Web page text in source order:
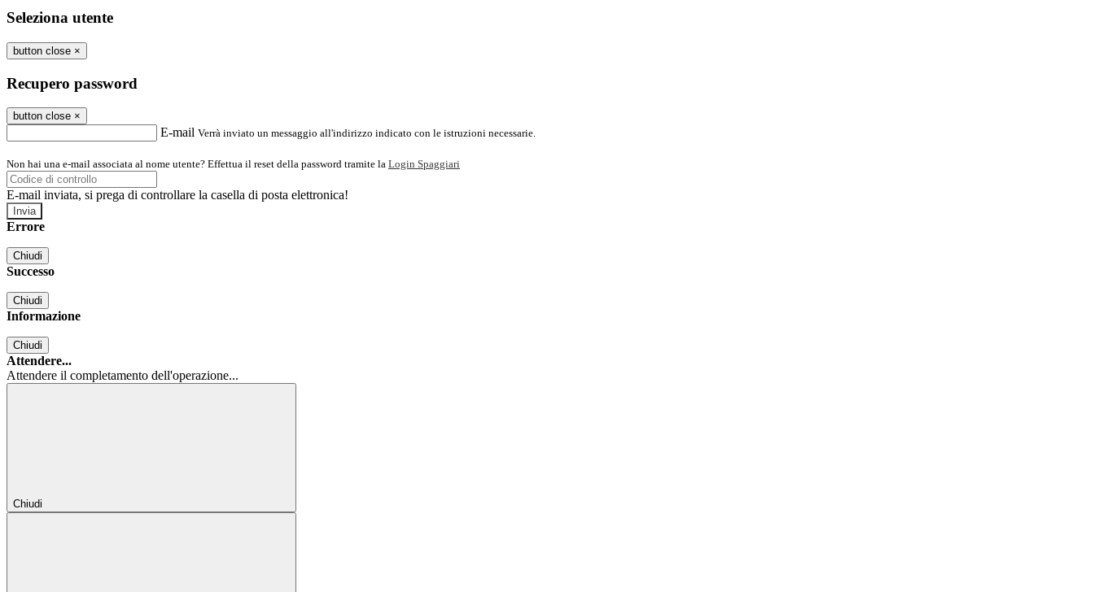
Seleziona utente
button close ×
Recupero password
button close ×
E-mail Verrà inviato un messaggio all'indirizzo indicato con le istruzioni necessarie.
Non hai una e-mail associata al nome utente? Effettua il reset della password tramite la Login Spaggiari
E-mail inviata, si prega di controllare la casella di posta elettronica!
Errore
Chiudi
Successo
Chiudi
Informazione
Chiudi
Attendere...
Attendere il completamento dell'operazione...
Chiudi